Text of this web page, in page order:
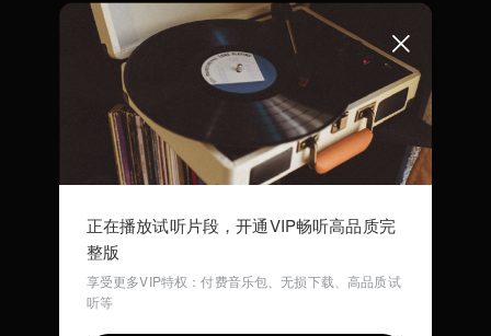
正在播放试听片段，开通VIP畅听高品质完
整版
享受更多VIP特权：付费音乐包、无损下载、高品质试
听等
